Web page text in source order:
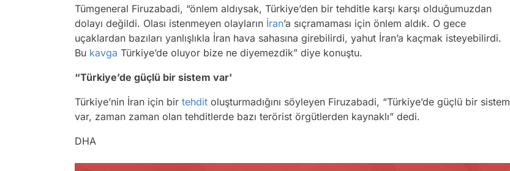
Tümgeneral Firuzabadi, “önlem aldıysak, Türkiye’den bir tehditle karşı karşı olduğumuzdan
dolayı değildi. Olası istenmeyen olayların İran’a sıçramaması için önlem aldık. O gece
uçaklardan bazıları yanlışlıkla İran hava sahasına girebilirdi, yahut İran’a kaçmak isteyebilirdi.
Bu kavga Türkiye’de oluyor bize ne diyemezdik” diye konuştu.
“Türkiye’de güçlü bir sistem var'
Türkiye’nin İran için bir tehdit oluşturmadığını söyleyen Firuzabadi, “Türkiye’de güçlü bir sistem
var, zaman zaman olan tehditlerde bazı terörist örgütlerden kaynaklı” dedi.
DHA